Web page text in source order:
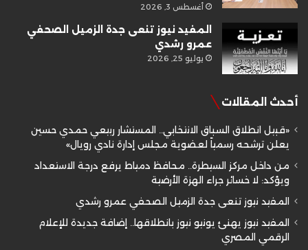
أغسطس 3, 2026
المفيد نيوز تنعى جدة الزميل الصحفي
عمرو رشدي
يوليو 25, 2026
أحدث المقالات
«قبيل انطلاق السباق الانتخابي.. المستشار ربيعي حمدي حسين
يعلن ترشحه رسمياً لعضوية مجلس إدارة نادي رويال»
من داخل مركز السيطرة.. محافظ دمياط يرفع درجة الاستعداد
ويؤكد: لا خسائر جراء الهزة الأرضية
المفيد نيوز تنعى جدة الزميل الصحفي عمرو رشدي
المفيد نيوز يهنئ يونيو نيوز بانطلاقها.. إضافة جديدة للإعلام
الرقمي المصري